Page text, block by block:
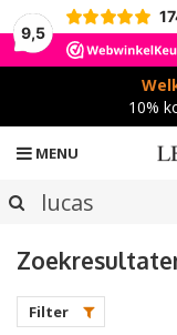
9,5
10%
MENU
Filter